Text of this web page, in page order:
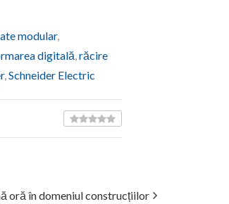
modular,
digitală răcire
, Schneider Electric
oră în domeniul construcțiilor